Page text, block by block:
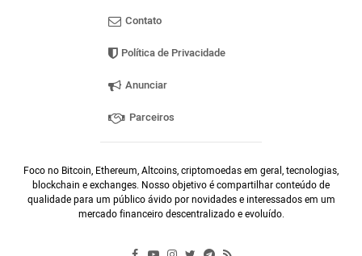
Contato
Política de Privacidade
Anunciar
Parceiros
Foco no Bitcoin, Ethereum, Altcoins, criptomoedas em geral, tecnologias,
blockchain e exchanges. Nosso objetivo é compartilhar conteúdo de
qualidade para um público ávido por novidades e interessados em um
mercado financeiro descentralizado e evoluído.